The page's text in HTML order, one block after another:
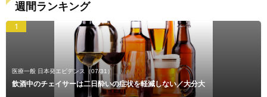
週間ランキング
1
医療一般 日本発エビデンス （07/31）
飲酒中のチェイサーは二日酔いの症状を軽減しない／大分大